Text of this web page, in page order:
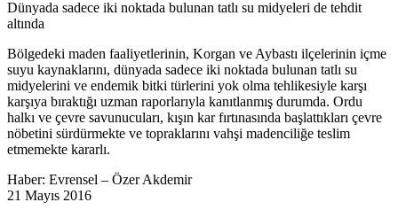
Dünyada sadece iki noktada bulunan tatlı su midyeleri de tehdit
altında
Bölgedeki maden faaliyetlerinin, Korgan ve Aybastı ilçelerinin içme
suyu kaynaklarını, dünyada sadece iki noktada bulunan tatlı su
midyelerini ve endemik bitki türlerini yok olma tehlikesiyle karşı
karşıya bıraktığı uzman raporlarıyla kanıtlanmış durumda. Ordu
halkı ve çevre savunucuları, kışın kar fırtınasında başlattıkları çevre
nöbetini sürdürmekte ve topraklarını vahşi madenciliğe teslim
etmemekte kararlı.
Haber: Evrensel – Özer Akdemir
21 Mayıs 2016